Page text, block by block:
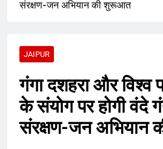
संरक्षण-जन अभियान की शुरूआत
JAIPUR
गंगा दशहरा और विश्व
के संयोग पर होगी वंदे
संरक्षण-जन अभियान